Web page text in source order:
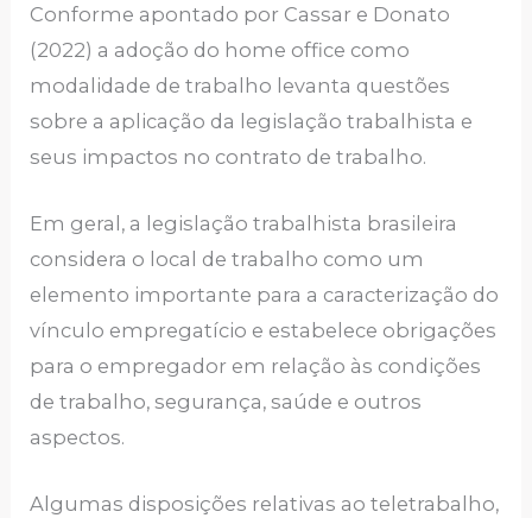
Conforme apontado por Cassar e Donato
(2022) a adoção do home office como
modalidade de trabalho levanta questões
sobre a aplicação da legislação trabalhista e
seus impactos no contrato de trabalho.
Em geral, a legislação trabalhista brasileira
considera o local de trabalho como um
elemento importante para a caracterização do
vínculo empregatício e estabelece obrigações
para o empregador em relação às condições
de trabalho, segurança, saúde e outros
aspectos.
Algumas disposições relativas ao teletrabalho,